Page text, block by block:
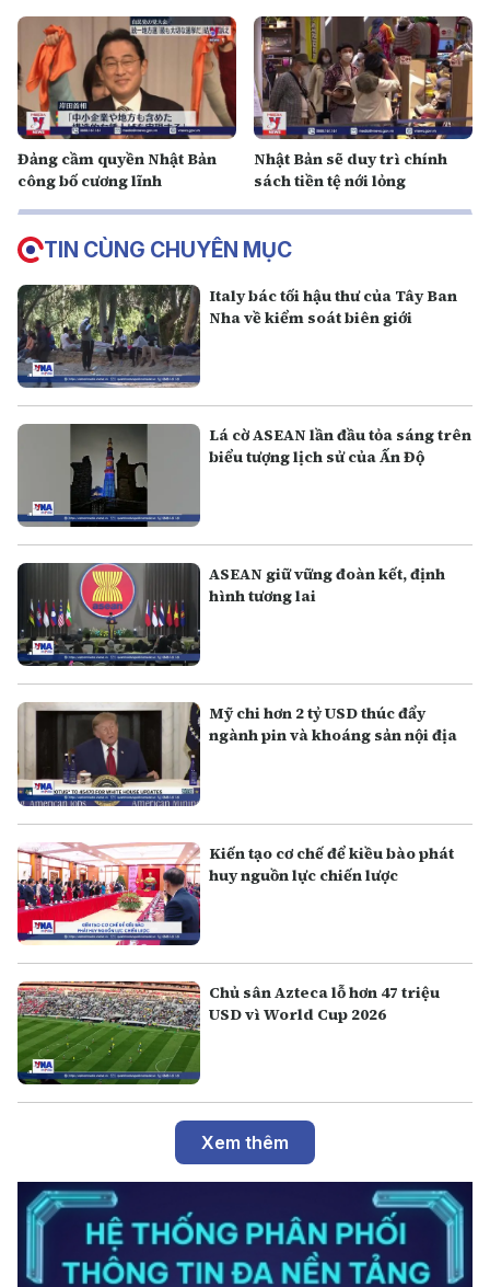
Đảng cầm quyền Nhật Bản
công bố cương lĩnh
Nhật Bản sẽ duy trì chính
sách tiền tệ nới lỏng
TIN CÙNG CHUYÊN MỤC
Italy bác tối hậu thư của Tây Ban
Nha về kiểm soát biên giới
Lá cờ ASEAN lần đầu tỏa sáng trên
biểu tượng lịch sử của Ấn Độ
ASEAN giữ vững đoàn kết, định
hình tương lai
Mỹ chi hơn 2 tỷ USD thúc đẩy
ngành pin và khoáng sản nội địa
Kiến tạo cơ chế để kiều bào phát
huy nguồn lực chiến lược
Chủ sân Azteca lỗ hơn 47 triệu
USD vì World Cup 2026
Xem thêm